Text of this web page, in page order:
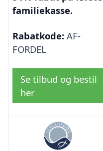
familiekasse.
Rabatkode: AF-
FORDEL
Se tilbud og bestil
her